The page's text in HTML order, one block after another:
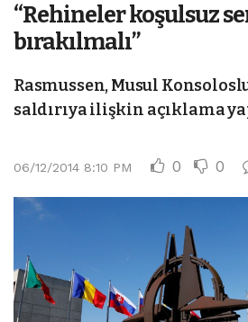
“Rehineler koşulsuz
bırakılmalı”
Rasmussen, Musul
saldırıya ilişkin açıklama
06/12/2014 8:10 PM 0 0